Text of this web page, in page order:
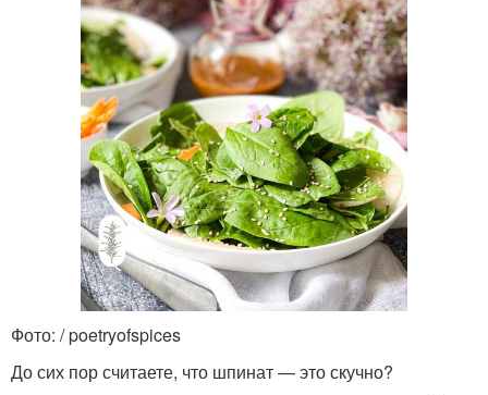
Фото: / poetryofspices
До сих пор считаете, что шпинат — это скучно?